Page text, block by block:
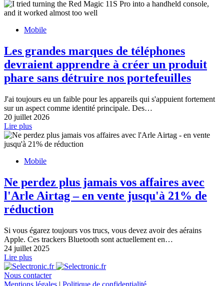
Mobile
Les grandes marques de téléphones
devraient apprendre à créer un produit
phare sans détruire nos portefeuilles
J'ai toujours eu un faible pour les appareils qui s'appuient fortement
sur un aspect comme identité principale. Des…
20 juillet 2026
Lire plus
Mobile
Ne perdez plus jamais vos affaires avec
l'Arle Airtag – en vente jusqu'à 21% de
réduction
Si vous égarez toujours vos trucs, vous devez avoir des aérains
Apple. Ces trackers Bluetooth sont actuellement en…
24 juillet 2025
Lire plus
Nous contacter
Mentions légales | Politique de confidentialité